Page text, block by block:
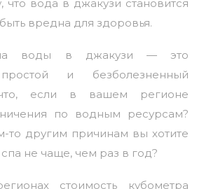
что вода в джакузи становится
вредна для здоровья.
воды в джакузи — это
простой и безболезненный
если в вашем регионе
по водным ресурсам?
то другим причинам вы хотите
не чаще, чем раз в год?
стоимость кубометра